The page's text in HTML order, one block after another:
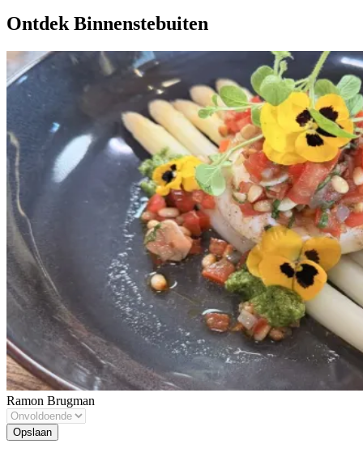
Ontdek Binnenstebuiten
Ramon Brugman